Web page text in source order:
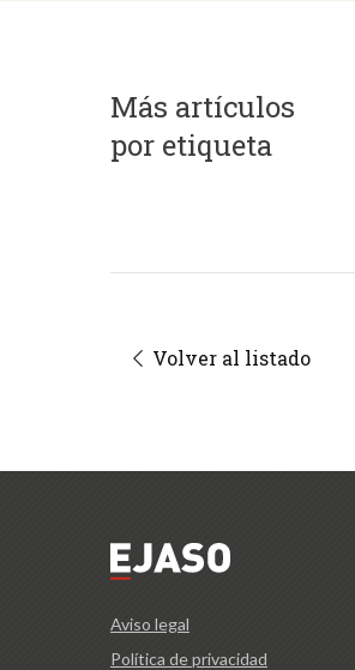
Más artículos
por etiqueta
Volver al listado
Aviso legal
Política de privacidad